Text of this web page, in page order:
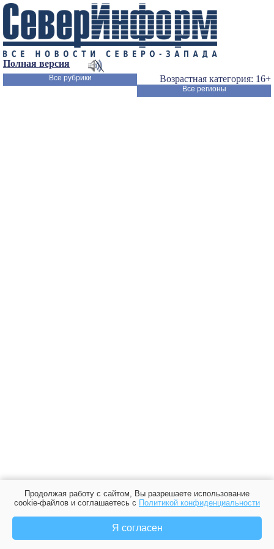
Полная версия
Возрастная категория: 16+
Все рубрики
Все регионы
Продолжая работу с сайтом, Вы разрешаете использование
cookie-файлов и соглашаетесь с Политикой конфиденциальности
Я согласен